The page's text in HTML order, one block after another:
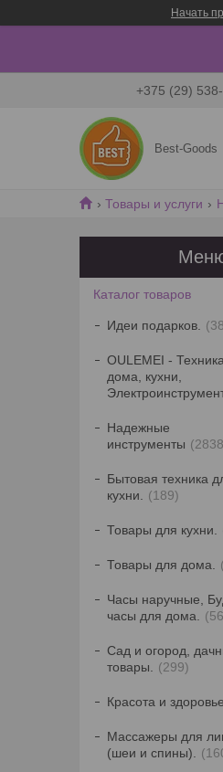
Начать
+375 (29)
Best-Goods
Товары и услуги
Каталог товаров
Идеи подарков. 38
OULEMEI -
дома, кухни,
Надежные
инструменты
2838
Бытовая техника
кухни.
189
Товары для кухни.
Товары для дома.
Часы наручные,
часы для дома.
Сад и огород,
товары.
299
Красота и здоровье.
Массажеры для
(шеи и спины).